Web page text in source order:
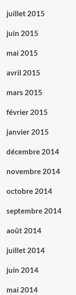
juillet 2015
juin 2015
mai 2015
avril 2015
mars 2015
février 2015
janvier 2015
décembre 2014
novembre 2014
octobre 2014
septembre 2014
août 2014
juillet 2014
juin 2014
mai 2014